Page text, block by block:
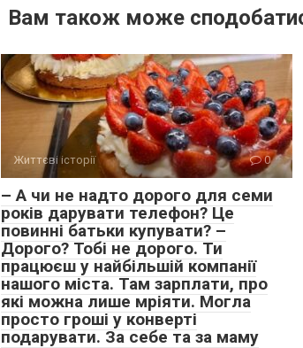
Вам також може
Життєві історії 0
– А чи не надто дорого для семи
років дарувати телефон? Це
повинні батьки купувати? –
Дорого? Тобі не дорого. Ти
працюєш у найбільшій компанії
нашого міста. Там зарплати, про
які можна лише мріяти. Могла
просто гроші у конверті
подарувати. За себе та за маму